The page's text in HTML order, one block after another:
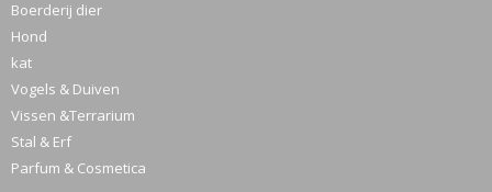
Boerderij dier
Hond
kat
Vogels & Duiven
Vissen &Terrarium
Stal & Erf
Parfum & Cosmetica